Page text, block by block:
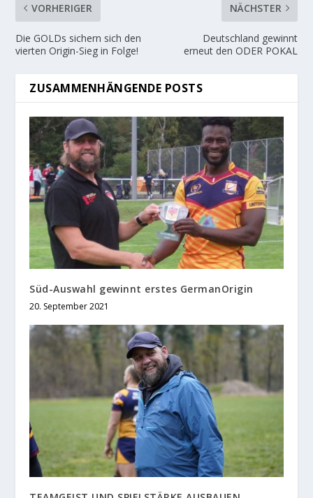
VORHERIGER
Die GOLDs sichern sich den
vierten Origin-Sieg in Folge!
NÄCHSTER
Deutschland gewinnt
erneut den ODER POKAL
ZUSAMMENHÄNGENDE POSTS
Süd-Auswahl gewinnt erstes GermanOrigin
20. September 2021